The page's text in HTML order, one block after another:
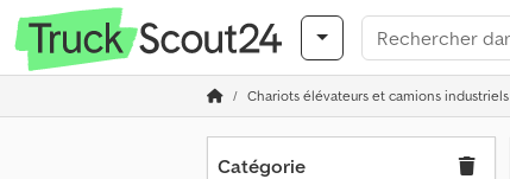
Chariots élévateurs et camions industriels
Catégorie